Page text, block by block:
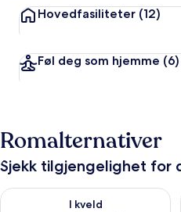
Hovedfasiliteter (12)
Føl deg som hjemme (6)
Romalternativer
Sjekk tilgjengelighet for
I kveld
Sjekk tilgjengelighet for i kveld,